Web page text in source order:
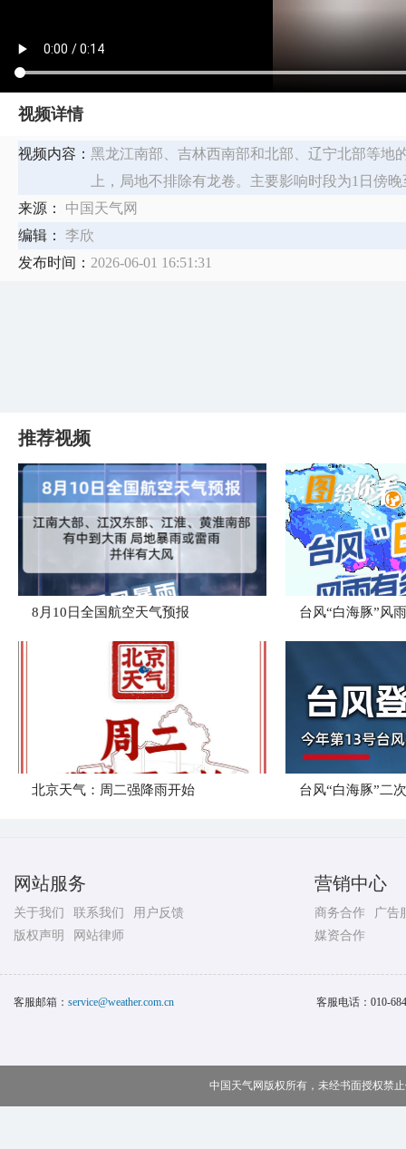
视频详情
视频内容： 黑龙江南部、吉林西南部和北部、辽宁北部等地
上，局地不排除有龙卷。主要影响时段为1日傍
来源：
中国天气网
编辑：
李欣
发布时间： 2026-06-01 16:51:31
推荐视频
8月10日全国航空天气预报 台风“白海豚”风
北京天气：周二强降雨开始 台风“白海豚”二
网站服务
关于我们 联系我们
用户反馈
版权声明
网站律师
营销中心
商务合作
广告
媒资合作
客服邮箱： service@weather.com.cn 客服电话： 010-
中国天气网版权所有，未经书面授权